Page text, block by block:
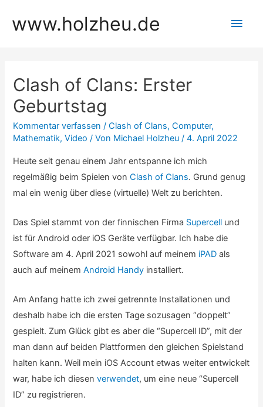
Inhaltwww.holzheu.de
Clash of Clans: Erster
Geburtstag
Kommentar verfassen /Clash of Clans,Computer,
Mathematik,Video / Von Michael Holzheu /4. April 2022
Heute seit genau einem Jahr entspanne ich mich
regelmäßig beim Spielen vonClash of Clans. Grund genug
mal ein wenig über diese (virtuelle) Welt zu berichten.
Das Spiel stammt von der finnischen Firma Supercell und
ist für Android oder iOS Geräte verfügbar. Ich habe die
Software am 4. April 2021 sowohl auf meinem iPAD als
auch auf meinemAndroid Handy installiert.
Am Anfang hatte ich zwei getrennte Installationen und
deshalb habe ich die ersten Tage sozusagen “doppelt”
gespielt. Zum Glück gibt es aber die “Supercell ID”, mit der
man dann auf beiden Plattformen den gleichen Spielstand
halten kann. Weil mein iOS Account etwas weiter entwickelt
war, habe ich diesenverwendet, um eine neue “Supercell
ID” zu registrieren.